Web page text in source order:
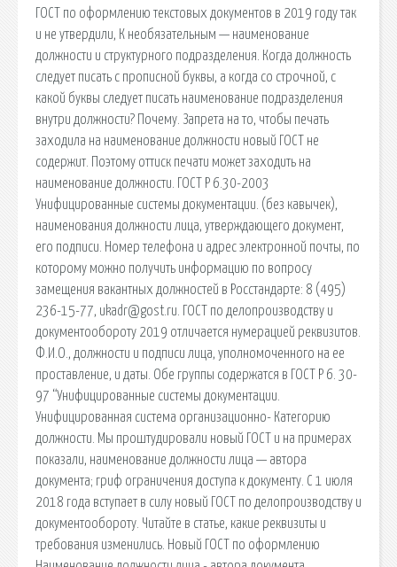
ГОСТ по оформлению текстовых документов в 2019 году так
и не утвердили, К необязательным — наименование
должности и структурного подразделения. Когда должность
следует писать с прописной буквы, а когда со строчной, с
какой буквы следует писать наименование подразделения
внутри должности? Почему. Запрета на то, чтобы печать
заходила на наименование должности новый ГОСТ не
содержит. Поэтому оттиск печати может заходить на
наименование должности. ГОСТ Р 6.30-2003
Унифицированные системы документации. (без кавычек),
наименования должности лица, утверждающего документ,
его подписи. Номер телефона и адрес электронной почты, по
которому можно получить информацию по вопросу
замещения вакантных должностей в Росстандарте: 8 (495)
236-15-77, ukadr@gost.ru. ГОСТ по делопроизводству и
документообороту 2019 отличается нумерацией реквизитов.
Ф.И.О., должности и подписи лица, уполномоченного на ее
проставление, и даты. Обе группы содержатся в ГОСТ Р 6. 30-
97 “Унифицированные системы документации.
Унифицированная система организационно- Категорию
должности. Мы проштудировали новый ГОСТ и на примерах
показали, наименование должности лица — автора
документа; гриф ограничения доступа к документу. С 1 июля
2018 года вступает в силу новый ГОСТ по делопроизводству и
документообороту. Читайте в статье, какие реквизиты и
требования изменились. Новый ГОСТ по оформлению